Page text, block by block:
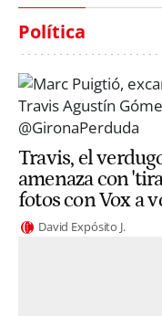
Política
Travis, el
amenaza con
fotos con Vox a
David Expósito J.